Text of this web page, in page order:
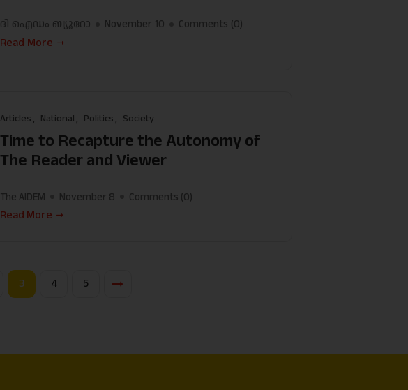
ദി ഐഡം ബ്യൂറോ November 10 Comments (0)
Read More
Articles National Politics Society
Time to Recapture the Autonomy of
The Reader and Viewer
The AIDEM November 8 Comments (0)
Read More
3 4 5